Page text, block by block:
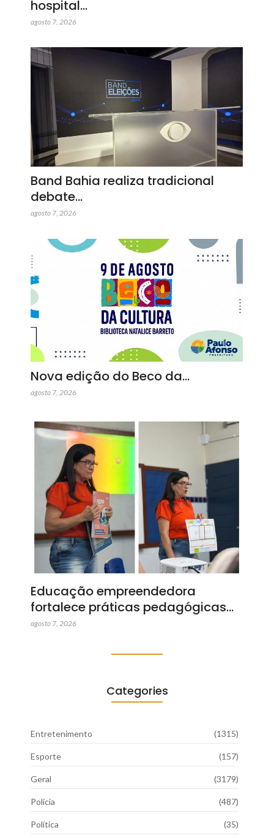
hospital…
agosto 7, 2026
Band Bahia realiza tradicional
debate…
agosto 7, 2026
Nova edição do Beco da…
agosto 7, 2026
Educação empreendedora
fortalece práticas pedagógicas…
agosto 7, 2026
Categories
Entretenimento (1315)
Esporte (157)
Geral (3179)
Polícia (487)
Política (35)